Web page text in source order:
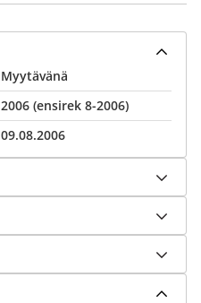
Myytävänä
2006 (ensirek 8-2006)
09.08.2006